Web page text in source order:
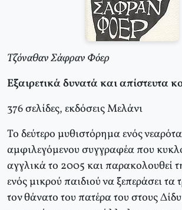
Τζόναθαν Σάφραν Φόερ
Εξαιρετικά δυνατά και απίστευτα
376 σελίδες, εκδόσεις Μελάνι
Το δεύτερο μυθιστόρημα ενός
αμφιλεγόμενου συγγραφέα που
αγγλικά το 2005 και παρακολουθεί
ενός μικρού παιδιού να ξεπεράσει
τον θάνατο του πατέρα του στους